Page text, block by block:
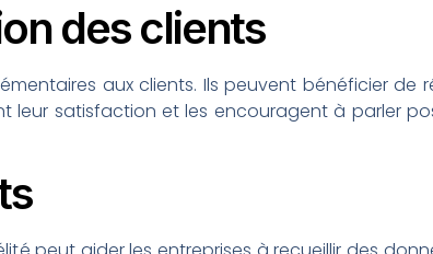
des clients
aux clients. Ils peuvent bénéficier de
leur satisfaction et les encouragent à parler